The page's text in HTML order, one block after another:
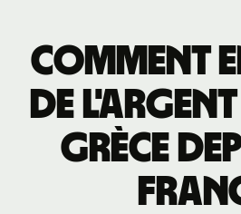
Comment
de
Grèce